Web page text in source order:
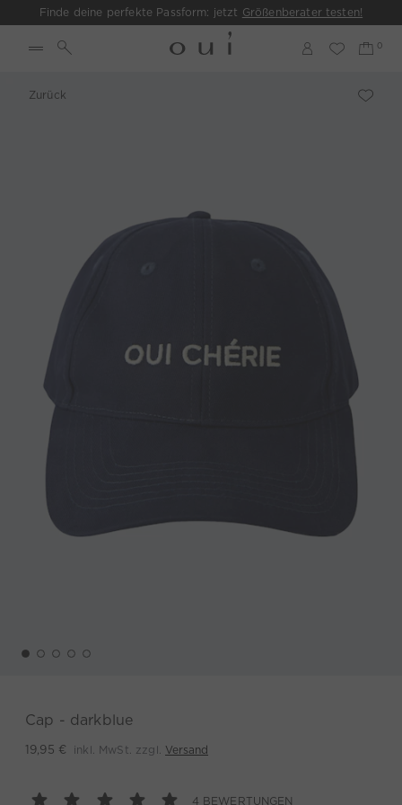
Finde deine perfekte Passform: jetzt Größenberater testen!
Zurück
Cap - darkblue
19,95 € inkl. MwSt. zzgl. Versand
4 BEWERTUNGEN